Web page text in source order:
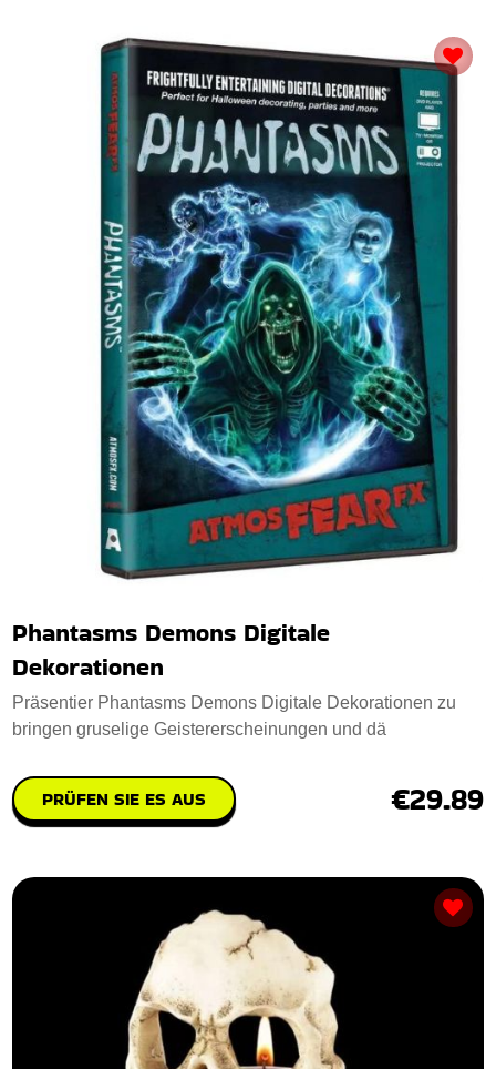
Phantasms Demons Digitale
Dekorationen
Präsentier Phantasms Demons Digitale Dekorationen zu
bringen gruselige Geistererscheinungen und dä
PRÜFEN SIE ES AUS €29.89